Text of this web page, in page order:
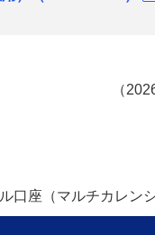
（
口座（マルチカレンシ